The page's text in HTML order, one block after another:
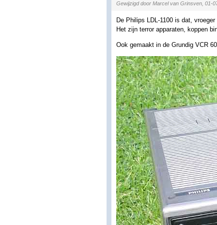
Gewijzigd door Marcel van Grinsven, 01-
De Philips LDL-1100 is dat,
Het zijn terror apparaten, koppen
Ook gemaakt in de Grundig VCR